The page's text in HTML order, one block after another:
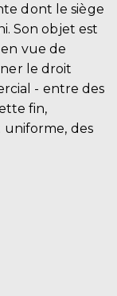
dont le siège
Son objet est
vue de
le droit
- entre des
fin,
uniforme, des